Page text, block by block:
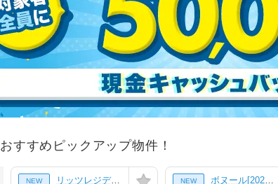
おすすめピックアップ物件！
NEW リッツレジデンシャル[7階] NEW ボヌール[202号室]